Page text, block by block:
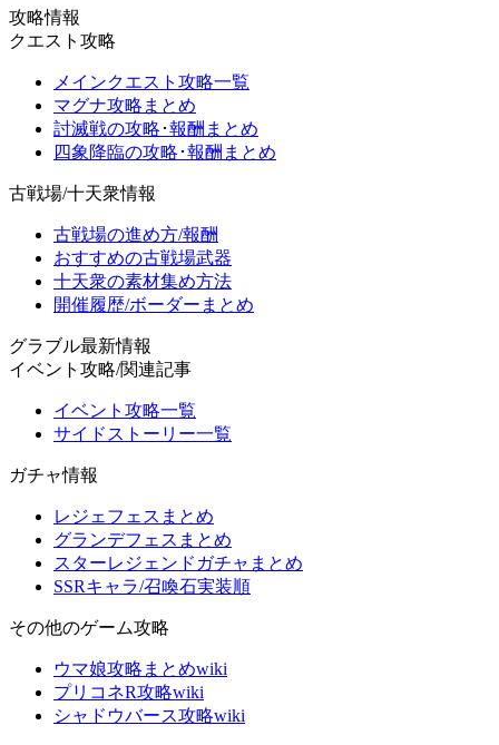
攻略情報
クエスト攻略
メインクエスト攻略一覧
マグナ攻略まとめ
討滅戦の攻略･報酬まとめ
四象降臨の攻略･報酬まとめ
古戦場/十天衆情報
古戦場の進め方/報酬
おすすめの古戦場武器
十天衆の素材集め方法
開催履歴/ボーダーまとめ
グラブル最新情報
イベント攻略/関連記事
イベント攻略一覧
サイドストーリー一覧
ガチャ情報
レジェフェスまとめ
グランデフェスまとめ
スターレジェンドガチャまとめ
SSRキャラ/召喚石実装順
その他のゲーム攻略
ウマ娘攻略まとめwiki
プリコネR攻略wiki
シャドウバース攻略wiki